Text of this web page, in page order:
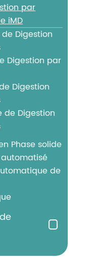
par
iMD
Digestion
Digestion par
Digestion
de Digestion
Phase solide
de